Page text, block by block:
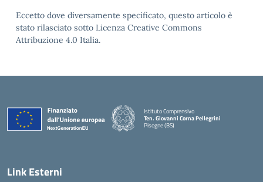
Eccetto dove diversamente specificato, questo articolo è
stato rilasciato sotto Licenza Creative Commons
Attribuzione 4.0 Italia.
Istituto Comprensivo
Ten. Giovanni Corna Pellegrini
Pisogne (BS)
— Visita la pagina iniziale della scuola
Link Esterni